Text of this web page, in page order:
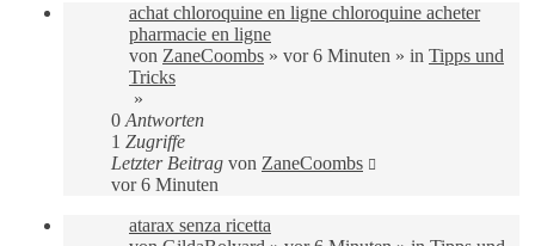
achat chloroquine en ligne chloroquine acheter
pharmacie en ligne
von ZaneCoombs » vor 6 Minuten » in Tipps und
Tricks
»
0 Antworten
1 Zugriffe
Letzter Beitrag von ZaneCoombs
vor 6 Minuten
atarax senza ricetta